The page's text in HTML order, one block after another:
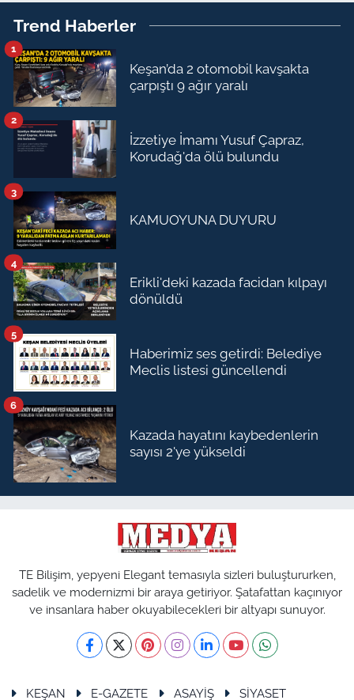
Trend Haberler
Keşan’da 2 otomobil kavşakta
çarpıştı 9 ağır yaralı
1
İzzetiye İmamı Yusuf Çapraz,
Korudağ'da ölü bulundu
2
KAMUOYUNA DUYURU
3
Erikli'deki kazada facidan kılpayı
dönüldü
4
Haberimiz ses getirdi: Belediye
Meclis listesi güncellendi
5
Kazada hayatını kaybedenlerin
sayısı 2'ye yükseldi
6
TE Bilişim, yepyeni Elegant temasıyla sizleri buluştururken,
sadelik ve modernizmi bir araya getiriyor. Şatafattan kaçınıyor
ve insanlara haber okuyabilecekleri bir altyapı sunuyor.
KEŞAN E-GAZETE ASAYİŞ SİYASET